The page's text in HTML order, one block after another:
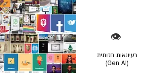
👁️
רעיונאות חזותית
(Gen AI)